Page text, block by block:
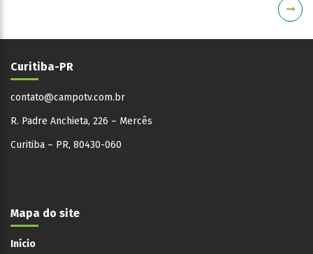
Curitiba-PR
contato@campotv.com.br
R. Padre Anchieta, 226 – Mercês
Curitiba – PR, 80430-060
Mapa do site
Início